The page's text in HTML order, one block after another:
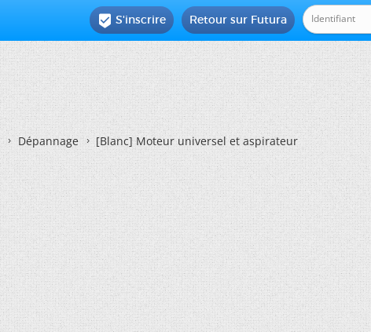
Retour sur Futura
 S'inscrire
Dépannage [Blanc]Moteur universel et aspirateur